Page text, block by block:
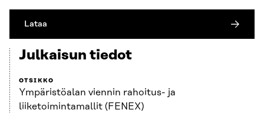
Lataa
Julkaisun tiedot
OTSIKKO
Ympäristöalan viennin rahoitus- ja
liiketoimintamallit (FENEX)